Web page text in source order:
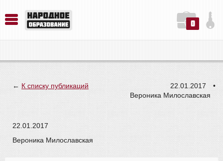
0
← К списку публикаций 22.01.2017
•
Вероника Милославская
22.01.2017
Вероника Милославская